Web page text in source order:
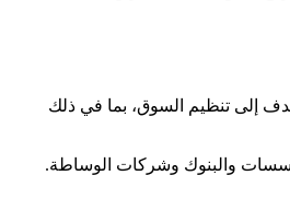
إلى تنظيم السوق، بما في ذلك
والبنوك وشركات الوساطة.